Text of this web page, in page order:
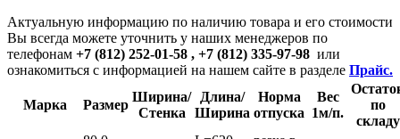
Актуальную информацию по наличию товара и его стоимости
Вы всегда можете уточнить у наших менеджеров по
телефонам +7 (812) 252-01-58 , +7 (812) 335-97-98 или
ознакомиться с информацией на нашем сайте в разделе Прайс.
Марка Размер
Ширина/
Стенка
Длина/
Ширина
Норма
отпуска
Вес
1м/п.
по
складу